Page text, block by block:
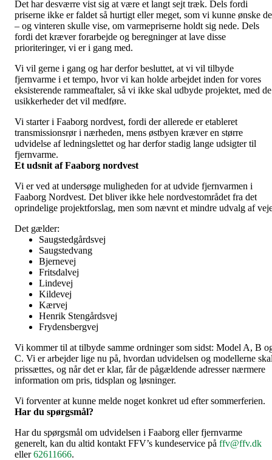
Det har desværre vist sig at være et langt sejt træk. Dels fordi
priserne ikke er faldet så hurtigt eller meget, som vi kunne ønske
– og vinteren skulle vise, om varmepriserne holdt sig nede. Dels
fordi det kræver forarbejde og beregninger at lave disse
prioriteringer, vi er i gang med.
Vi vil gerne i gang og har derfor besluttet, at vi vil tilbyde
fjernvarme i et tempo, hvor vi kan holde arbejdet inden for vores
eksisterende rammeaftaler, så vi ikke skal udbyde projektet, med de
usikkerheder det vil medføre.
Vi starter i Faaborg nordvest, fordi der allerede er etableret
transmissionsrør i nærheden, mens østbyen kræver en større
udvidelse af ledningslettet og har derfor stadig lange udsigter til
fjernvarme.
Et udsnit af Faaborg nordvest
Vi er ved at undersøge muligheden for at udvide fjernvarmen i
Faaborg Nordvest. Det bliver ikke hele nordvestområdet fra det
oprindelige projektforslag, men som nævnt et mindre udvalg af
Det gælder:
Saugstedgårdsvej
Saugstedvang
Bjernevej
Fritsdalvej
Lindevej
Kildevej
Kærvej
Henrik Stengårdsvej
Frydensbergvej
Vi kommer til at tilbyde samme ordninger som sidst: Model A, B
C. Vi er arbejder lige nu på, hvordan udvidelsen og modellerne
prissættes, og når det er klar, får de pågældende adresser nærmere
information om pris, tidsplan og løsninger.
Vi forventer at kunne melde noget konkret ud efter sommerferien.
Har du spørgsmål?
Har du spørgsmål om udvidelsen i Faaborg eller fjernvarme
generelt, kan du altid kontakt FFV’s kundeservice på ffv@ffv.dk
eller62611666.